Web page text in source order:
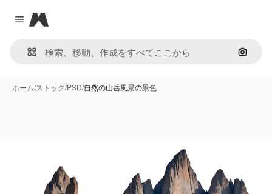
Close menu
Magnific
画像で
ホーム/ストック/PSD/自然の山岳風景の景色